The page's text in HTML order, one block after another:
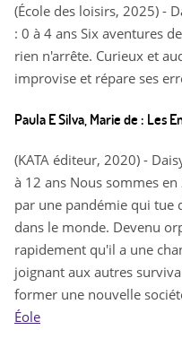
(École des loisirs, 2025) -
: 0 à 4 ans Six aventures
rien n'arrête. Curieux et
improvise et répare ses
Paula E Silva, Marie de : Les
(KATA éditeur, 2020) -
à 12 ans Nous sommes
par une pandémie qui tue
dans le monde. Devenu
rapidement qu'il a une
joignant aux autres
former une nouvelle
Éole